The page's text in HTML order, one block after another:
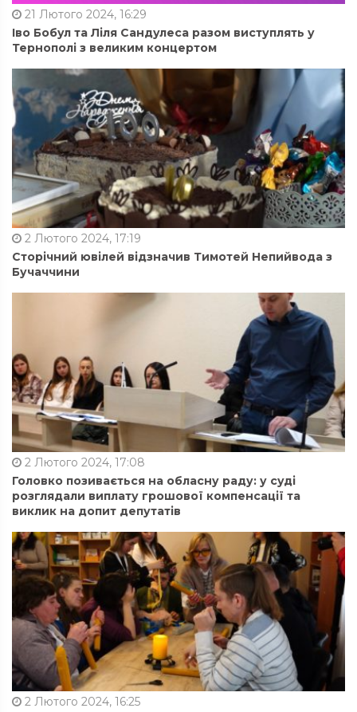
21 Лютого 2024, 16:29
Іво Бобул та Ліля Сандулеса разом виступлять у
Тернополі з великим концертом
2 Лютого 2024, 17:19
Сторічний ювілей відзначив Тимотей Непийвода з
Бучаччини
2 Лютого 2024, 17:08
Головко позивається на обласну раду: у суді
розглядали виплату грошової компенсації та
виклик на допит депутатів
2 Лютого 2024, 16:25